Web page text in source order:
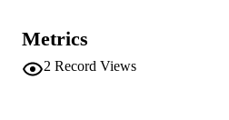
PUBLISHER
NUMBER OF
Metrics
2 Record Views